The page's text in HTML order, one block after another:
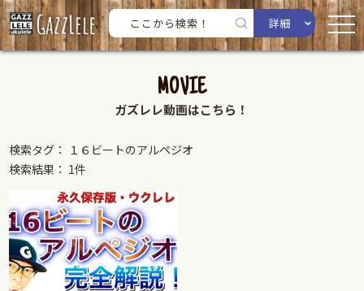
詳細
MOVIE
ガズレレ動画はこちら！
検索タグ： １６ビートのアルペジオ
検索結果： 1件